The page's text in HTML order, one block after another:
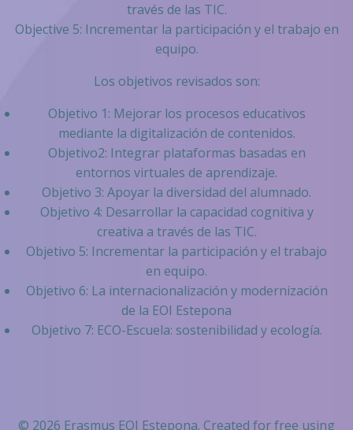
través de las TIC.
Objective 5: Incrementar la participación y el trabajo en
equipo.
Los objetivos revisados son:
Objetivo 1: Mejorar los procesos educativos
mediante la digitalización de contenidos.
Objetivo2: Integrar plataformas basadas en
entornos virtuales de aprendizaje.
Objetivo 3: Apoyar la diversidad del alumnado.
Objetivo 4: Desarrollar la capacidad cognitiva y
creativa a través de las TIC.
Objetivo 5: Incrementar la participación y el trabajo
en equipo.
Objetivo 6: La internacionalización y modernización
de la EOI Estepona
Objetivo 7: ECO-Escuela: sostenibilidad y ecología.
© 2026 Erasmus EOI Estepona. Created for free using